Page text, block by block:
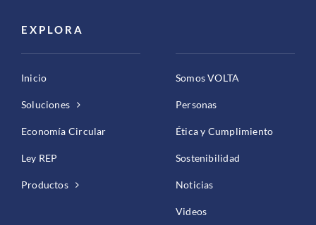
EXPLORA
Inicio
Soluciones
Economía Circular
Ley REP
Productos
Somos VOLTA
Personas
Ética y Cumplimiento
Sostenibilidad
Noticias
Videos